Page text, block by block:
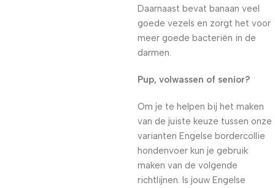
Daarnaast bevat banaan veel
goede vezels en zorgt het voor
meer goede bacteriën in de
darmen.
Pup, volwassen of senior?
Om je te helpen bij het maken
van de juiste keuze tussen onze
varianten Engelse bordercollie
hondenvoer kun je gebruik
maken van de volgende
richtlijnen. Is jouw Engelse